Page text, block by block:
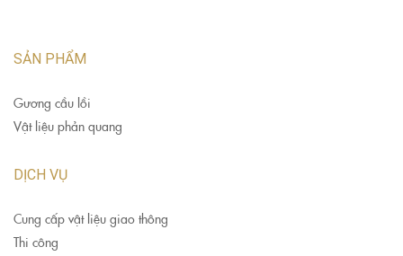
SẢN PHẨM
Gương cầu lồi
Vật liệu phản quang
DỊCH VỤ
Cung cấp vật liệu giao thông
Thi công